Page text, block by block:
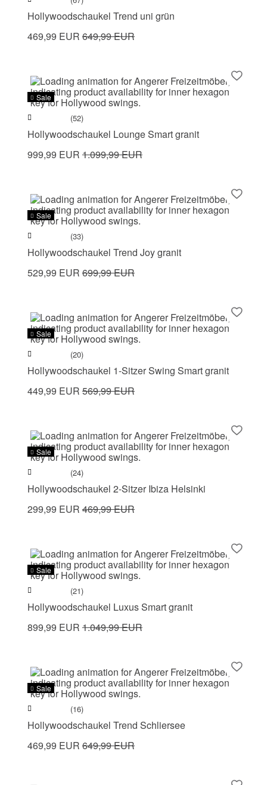
Hollywoodschaukel Trend uni grün
469,99 EUR 649,99 EUR
Sale
(52)
Hollywoodschaukel Lounge Smart granit
999,99 EUR 1.099,99 EUR
Sale
(33)
Hollywoodschaukel Trend Joy granit
529,99 EUR 699,99 EUR
Sale
(20)
Hollywoodschaukel 1-Sitzer Swing Smart granit
449,99 EUR 569,99 EUR
Sale
(24)
Hollywoodschaukel 2-Sitzer Ibiza Helsinki
299,99 EUR 469,99 EUR
Sale
(21)
Hollywoodschaukel Luxus Smart granit
899,99 EUR 1.049,99 EUR
Sale
(16)
Hollywoodschaukel Trend Schliersee
469,99 EUR 649,99 EUR